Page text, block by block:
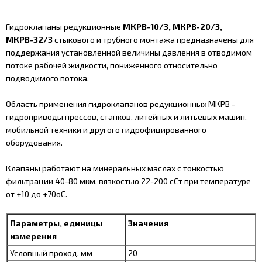
Гидроклапаны редукционные МКРВ-10/3, МКРВ-20/3,
МКРВ-32/3стыкового и трубного монтажа предназначены для
поддержания установленной величины давления в отводимом
потоке рабочей жидкости, пониженного относительно
подводимого потока.
Область применения гидроклапанов редукционных МКРВ -
гидроприводы прессов, станков, литейных и литьевых машин,
мобильной техники и другого гидрофицированного
оборудования.
Клапаны работают на минеральных маслах с тонкостью
фильтрации 40-80 мкм, вязкостью 22-200 сСт при температуре
от +10 до +70оС.
Параметры, единицы
измерения
Значения
Условный проход, мм 20